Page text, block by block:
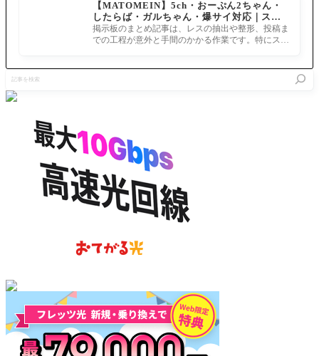
【MATOMEIN】5ch・おーぷん2ちゃん・
したらば・ガルちゃん・爆サイ対応｜スマ
ホでまとめ記事を作れるアプリ FGOのまと
め記事ができるまで
掲示板のまとめ記事は、レスの抽出や整形、投稿ま
での工程が意外と手間のかかる作業です。特にスマ
を
検